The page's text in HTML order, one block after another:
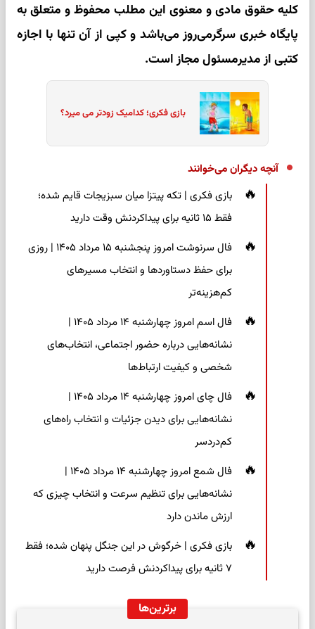
کلیه حقوق مادی و معنوی این مطلب محفوظ و متعلق به
پایگاه خبری سرگرمی‌روز می‌باشد و کپی از آن تنها با اجازه
کتبی از مدیرمسئول مجاز است.
بازی فکری؛ کدامیک زودتر می میرد؟
آنچه دیگران می‌خوانند
بازی فکری | تکه پیتزا میان سبزیجات قایم شده؛
فقط ۱۵ ثانیه برای پیداکردنش وقت دارید
فال سرنوشت امروز پنجشنبه ۱۵ مرداد ۱۴۰۵ | روزی
برای حفظ دستاوردها و انتخاب مسیرهای
کم‌هزینه‌تر
فال اسم امروز چهارشنبه ۱۴ مرداد ۱۴۰۵ |
نشانه‌هایی درباره حضور اجتماعی، انتخاب‌های
شخصی و کیفیت ارتباط‌ها
فال چای امروز چهارشنبه ۱۴ مرداد ۱۴۰۵ |
نشانه‌هایی برای دیدن جزئیات و انتخاب راه‌های
کم‌دردسر
فال شمع امروز چهارشنبه ۱۴ مرداد ۱۴۰۵ |
نشانه‌هایی برای تنظیم سرعت و انتخاب چیزی که
ارزش ماندن دارد
بازی فکری | خرگوش در این جنگل پنهان شده؛ فقط
۷ ثانیه برای پیداکردنش فرصت دارید
برترین‌ها